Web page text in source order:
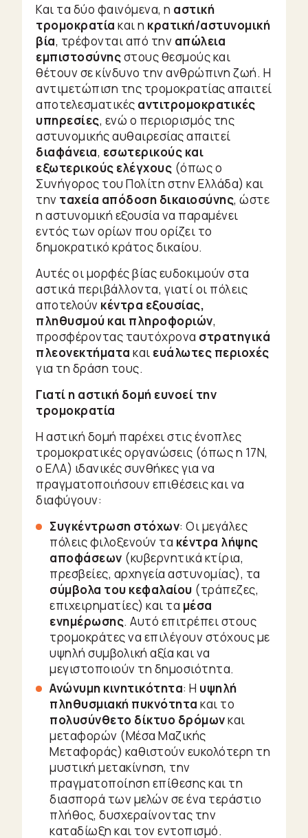
Και τα δύο φαινόμενα, η αστική
τρομοκρατία και η κρατική/αστυνομική
βία, τρέφονται από την απώλεια
εμπιστοσύνηςστους θεσμούς και
θέτουν σε κίνδυνο την ανθρώπινη ζωή. Η
αντιμετώπιση της τρομοκρατίας απαιτεί
αποτελεσματικές αντιτρομοκρατικές
υπηρεσίες, ενώ ο περιορισμός της
αστυνομικής αυθαιρεσίας απαιτεί
διαφάνεια, εσωτερικούς και
εξωτερικούς ελέγχους (όπως ο
Συνήγορος του Πολίτη στην Ελλάδα) και
την ταχεία απόδοση δικαιοσύνης, ώστε
η αστυνομική εξουσία να παραμένει
εντός των ορίων που ορίζει το
δημοκρατικό κράτος δικαίου.
Αυτές οι μορφές βίας ευδοκιμούν στα
αστικά περιβάλλοντα, γιατί οι πόλεις
αποτελούν κέντρα εξουσίας,
πληθυσμού και πληροφοριών,
προσφέροντας ταυτόχρονα στρατηγικά
πλεονεκτήματα και ευάλωτες περιοχές
για τη δράση τους.
Γιατί η αστική δομή ευνοεί την
τρομοκρατία
Η αστική δομή παρέχει στις ένοπλες
τρομοκρατικές οργανώσεις (όπως η 17Ν,
ο ΕΛΑ) ιδανικές συνθήκες για να
πραγματοποιήσουν επιθέσεις και να
διαφύγουν:
Συγκέντρωση στόχων: Οι μεγάλες
πόλεις φιλοξενούν τα κέντρα λήψης
αποφάσεων (κυβερνητικά κτίρια,
πρεσβείες, αρχηγεία αστυνομίας), τα
σύμβολα του κεφαλαίου (τράπεζες,
επιχειρηματίες) και τα μέσα
ενημέρωσης. Αυτό επιτρέπει στους
τρομοκράτες να επιλέγουν στόχους με
υψηλή συμβολική αξία και να
μεγιστοποιούν τη δημοσιότητα.
Ανώνυμη κινητικότητα: Η υψηλή
πληθυσμιακή πυκνότητα και το
πολυσύνθετο δίκτυο δρόμωνκαι
μεταφορών (Μέσα Μαζικής
Μεταφοράς) καθιστούν ευκολότερη τη
μυστική μετακίνηση, την
πραγματοποίηση επίθεσης και τη
διασπορά των μελών σε ένα τεράστιο
πλήθος, δυσχεραίνοντας την
καταδίωξη και τον εντοπισμό.